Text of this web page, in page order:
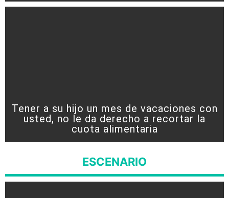
Tener a su hijo un mes de vacaciones con
usted, no le da derecho a recortar la
cuota alimentaria
ESCENARIO